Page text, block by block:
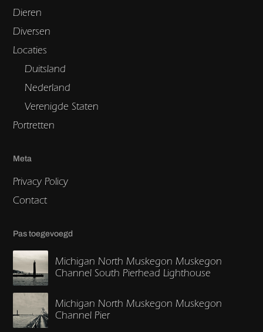
Dieren
Diversen
Locaties
Duitsland
Nederland
Verenigde Staten
Portretten
Meta
Privacy Policy
Contact
Pas toegevoegd
Michigan North Muskegon Muskegon
Channel South Pierhead Lighthouse
Michigan North Muskegon Muskegon
Channel Pier